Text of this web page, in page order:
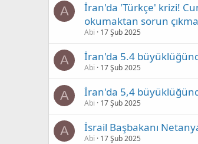
A
İran'da 'Türkçe' krizi!
okumaktan sorun
Abi 17 Şub 2025
A İran'da 5.4
Abi 17 Şub 2025
A İran'da 5,4
Abi 17 Şub 2025
A İsrail Başbakanı
Abi 17 Şub 2025